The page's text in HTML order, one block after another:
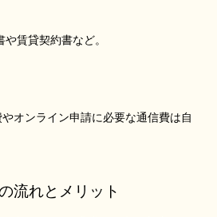
賃貸契約書など。
オンライン申請に必要な通信費は自
流れとメリット